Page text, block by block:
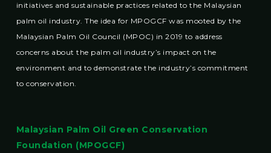
initiatives and sustainable practices related to the Malaysian
palm oil industry. The idea for MPOGCF was mooted by the
Malaysian Palm Oil Council (MPOC) in 2019 to address
concerns about the palm oil industry’s impact on the
environment and to demonstrate the industry’s commitment
to conservation.
Malaysian Palm Oil Green Conservation
Foundation (MPOGCF)